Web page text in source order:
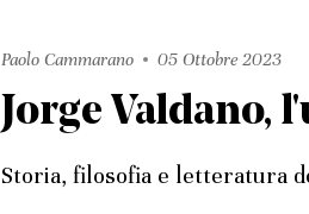
Paolo Cammarano 05 Ottobre 2023
Jorge Valdano,
Storia, filosofia e letteratura